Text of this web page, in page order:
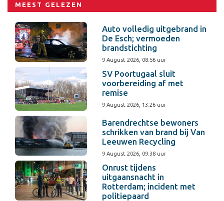
MEEST GELEZEN
Auto volledig uitgebrand in
De Esch; vermoeden
brandstichting
9 August 2026, 08:56 uur
SV Poortugaal sluit
voorbereiding af met
remise
9 August 2026, 13:26 uur
Barendrechtse bewoners
schrikken van brand bij Van
Leeuwen Recycling
9 August 2026, 09:38 uur
Onrust tijdens
uitgaansnacht in
Rotterdam; incident met
politiepaard